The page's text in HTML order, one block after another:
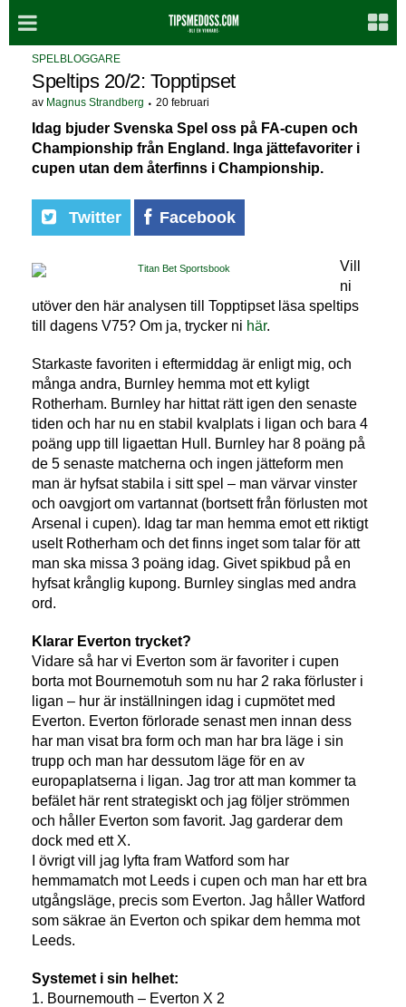
SPELBLOGGARE
Speltips 20/2: Topptipset
av Magnus Strandberg 20 februari
Idag bjuder Svenska Spel oss på FA-cupen och
Championship från England. Inga jättefavoriter i
cupen utan dem återfinns i Championship.
Twitter Facebook
Vill
ni
utöver den här analysen till Topptipset läsa speltips
till dagens V75? Om ja, trycker ni här.
Starkaste favoriten i eftermiddag är enligt mig, och
många andra, Burnley hemma mot ett kyligt
Rotherham. Burnley har hittat rätt igen den senaste
tiden och har nu en stabil kvalplats i ligan och bara 4
poäng upp till ligaettan Hull. Burnley har 8 poäng på
de 5 senaste matcherna och ingen jätteform men
man är hyfsat stabila i sitt spel – man värvar vinster
och oavgjort om vartannat (bortsett från förlusten mot
Arsenal i cupen). Idag tar man hemma emot ett riktigt
uselt Rotherham och det finns inget som talar för att
man ska missa 3 poäng idag. Givet spikbud på en
hyfsat krånglig kupong. Burnley singlas med andra
ord.
Klarar Everton trycket?
Vidare så har vi Everton som är favoriter i cupen
borta mot Bournemotuh som nu har 2 raka förluster i
ligan – hur är inställningen idag i cupmötet med
Everton. Everton förlorade senast men innan dess
har man visat bra form och man har bra läge i sin
trupp och man har dessutom läge för en av
europaplatserna i ligan. Jag tror att man kommer ta
befälet här rent strategiskt och jag följer strömmen
och håller Everton som favorit. Jag garderar dem
dock med ett X.
I övrigt vill jag lyfta fram Watford som har
hemmamatch mot Leeds i cupen och man har ett bra
utgångsläge, precis som Everton. Jag håller Watford
som säkrae än Everton och spikar dem hemma mot
Leeds.
Systemet i sin helhet:
1. Bournemouth – Everton X 2